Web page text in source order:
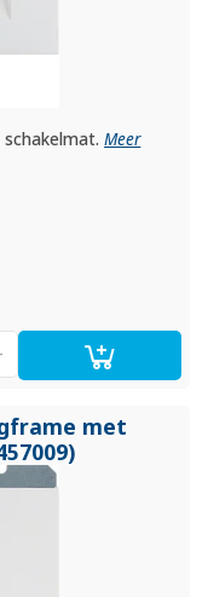
schakelmat.Meer
met